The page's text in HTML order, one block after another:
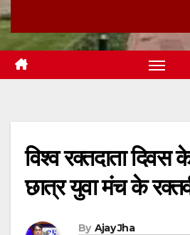
विश्व रक्तदाता
छात्र युवा मंच के
By Ajay Jha